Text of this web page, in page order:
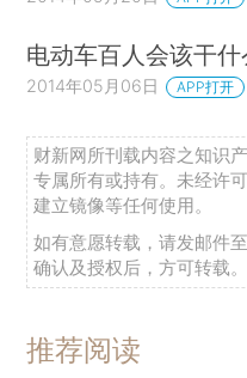
电动车百人会该干什
2014年05月06日 APP打开
财新网所刊载内容之知识
专属所有或持有。未经许
建立镜像等任何使用。
如有意愿转载，请发邮件至
确认及授权后，方可转载。
推荐阅读